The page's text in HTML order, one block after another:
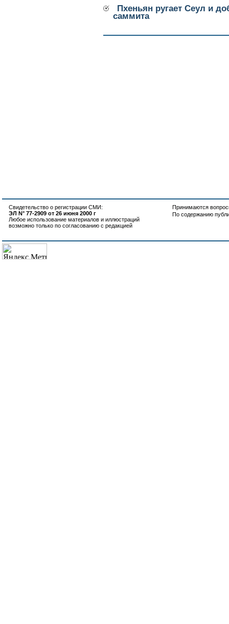
Пхеньян ругает Сеул и
саммита
Свидетельство о регистрации СМИ:
ЭЛ N° 77-2909 от 26 июня 2000 г
Любое использование материалов и иллюстраций
возможно только по согласованию с редакцией
Принимаются
По содержанию